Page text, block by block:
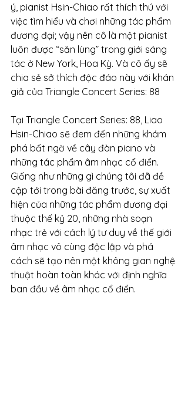
ý, pianist Hsin-Chiao rất thích thú với
việc tìm hiểu và chơi những tác phẩm
đương đại; vậy nên cô là một pianist
luôn được “săn lùng” trong giới sáng
tác ở New York, Hoa Kỳ. Và cô ấy sẽ
chia sẻ sở thích độc đáo này với khán
giả của Triangle Concert Series: 88
Tại Triangle Concert Series: 88, Liao
Hsin-Chiao sẽ đem đến những khám
phá bất ngờ về cây đàn piano và
những tác phẩm âm nhạc cổ điển.
Giống như những gì chúng tôi đã đề
cập tới trong bài đăng trước, sự xuất
hiện của những tác phẩm đương đại
thuộc thế kỷ 20, những nhà soạn
nhạc trẻ với cách lý tư duy về thế giới
âm nhạc vô cùng độc lập và phá
cách sẽ tạo nên một không gian nghệ
thuật hoàn toàn khác với định nghĩa
ban đầu về âm nhạc cổ điển.